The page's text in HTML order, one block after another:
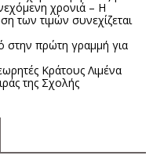
χρονιά – Η
των τιμών συνεχίζεται
στην πρώτη γραμμή για
Κράτους Λιμένα
της Σχολής